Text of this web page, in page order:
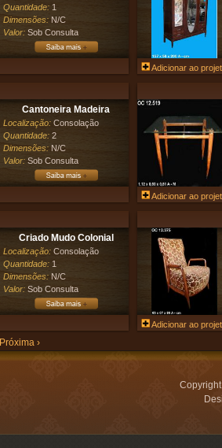
Quantidade: 1
Dimensões: N/C
Valor: Sob Consulta
Adicionar ao
Cantoneira Madeira
Localização: Consolação
Quantidade: 2
Dimensões: N/C
Valor: Sob Consulta
Adicionar ao
Criado Mudo Colonial
Localização: Consolação
Quantidade: 1
Dimensões: N/C
Valor: Sob Consulta
Adicionar ao
Próxima ›